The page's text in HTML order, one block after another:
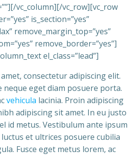
vc_column][/vc_row][vc_row
is_section=”yes”
remove_margin_top=”yes”
remove_border=”yes”]
el_class=”lead”]
consectetur adipiscing elit.
eget diam posuere porta.
vehicula lacinia. Proin adipiscing
adipiscing sit amet. In eu justo
id metus. Vestibulum ante ipsum
et ultrices posuere cubilia
Fusce eget metus lorem, ac